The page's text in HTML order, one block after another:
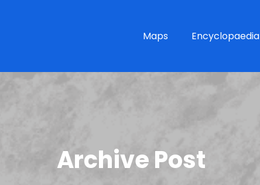
Maps Encyclopaedia
Archive Post